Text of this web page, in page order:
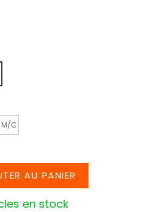
M/C
AU PANIER
en stock